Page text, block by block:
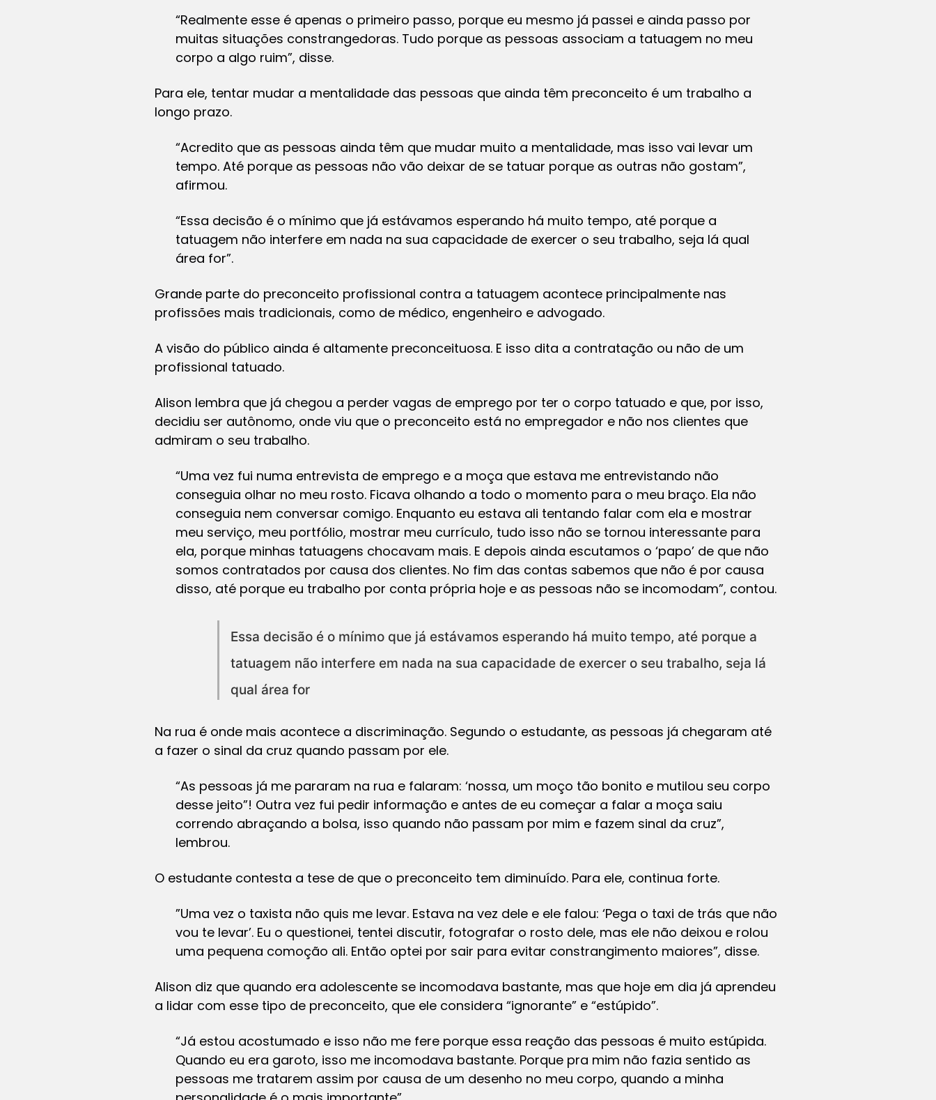
“Realmente esse é apenas o primeiro passo, porque eu mesmo já passei e ainda passo por
muitas situações constrangedoras. Tudo porque as pessoas associam a tatuagem no meu
corpo a algo ruim”, disse.
Para ele, tentar mudar a mentalidade das pessoas que ainda têm preconceito é um trabalho a
longo prazo.
“Acredito que as pessoas ainda têm que mudar muito a mentalidade, mas isso vai levar um
tempo. Até porque as pessoas não vão deixar de se tatuar porque as outras não gostam”,
afirmou.
“Essa decisão é o mínimo que já estávamos esperando há muito tempo, até porque a
tatuagem não interfere em nada na sua capacidade de exercer o seu trabalho, seja lá qual
área for”.
Grande parte do preconceito profissional contra a tatuagem acontece principalmente nas
profissões mais tradicionais, como de médico, engenheiro e advogado.
A visão do público ainda é altamente preconceituosa. E isso dita a contratação ou não de um
profissional tatuado.
Alison lembra que já chegou a perder vagas de emprego por ter o corpo tatuado e que, por isso,
decidiu ser autônomo, onde viu que o preconceito está no empregador e não nos clientes que
admiram o seu trabalho.
“Uma vez fui numa entrevista de emprego e a moça que estava me entrevistando não
conseguia olhar no meu rosto. Ficava olhando a todo o momento para o meu braço. Ela não
conseguia nem conversar comigo. Enquanto eu estava ali tentando falar com ela e mostrar
meu serviço, meu portfólio, mostrar meu currículo, tudo isso não se tornou interessante para
ela, porque minhas tatuagens chocavam mais. E depois ainda escutamos o ‘papo’ de que não
somos contratados por causa dos clientes. No fim das contas sabemos que não é por causa
disso, até porque eu trabalho por conta própria hoje e as pessoas não se incomodam”, contou.
Essa decisão é o mínimo que já estávamos esperando há muito tempo, até porque a
tatuagem não interfere em nada na sua capacidade de exercer o seu trabalho, seja lá
qual área for
Na rua é onde mais acontece a discriminação. Segundo o estudante, as pessoas já chegaram até
a fazer o sinal da cruz quando passam por ele.
“As pessoas já me pararam na rua e falaram: ‘nossa, um moço tão bonito e mutilou seu corpo
desse jeito”! Outra vez fui pedir informação e antes de eu começar a falar a moça saiu
correndo abraçando a bolsa, isso quando não passam por mim e fazem sinal da cruz”,
lembrou.
O estudante contesta a tese de que o preconceito tem diminuído. Para ele, continua forte.
”Uma vez o taxista não quis me levar. Estava na vez dele e ele falou: ‘Pega o taxi de trás que não
vou te levar’. Eu o questionei, tentei discutir, fotografar o rosto dele, mas ele não deixou e rolou
uma pequena comoção ali. Então optei por sair para evitar constrangimento maiores”, disse.
Alison diz que quando era adolescente se incomodava bastante, mas que hoje em dia já aprendeu
a lidar com esse tipo de preconceito, que ele considera “ignorante” e “estúpido”.
“Já estou acostumado e isso não me fere porque essa reação das pessoas é muito estúpida.
Quando eu era garoto, isso me incomodava bastante. Porque pra mim não fazia sentido as
pessoas me tratarem assim por causa de um desenho no meu corpo, quando a minha